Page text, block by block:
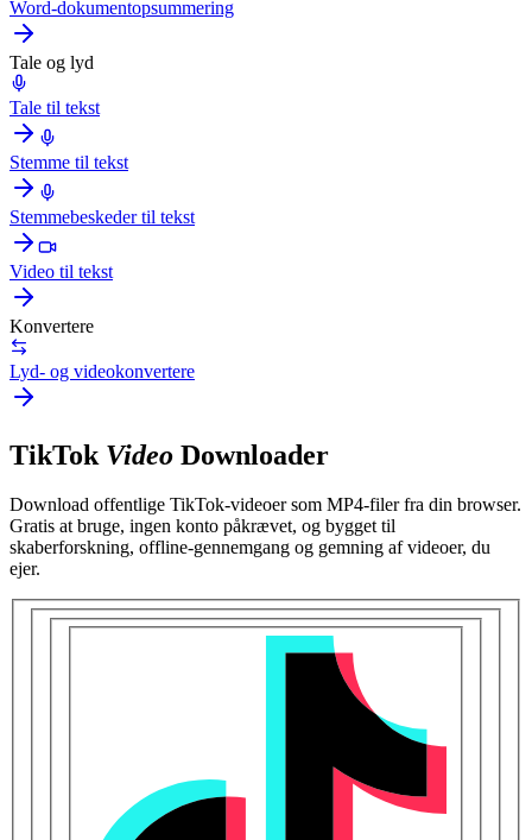
Word-dokumentopsummering
Tale og lyd
Tale til tekst
Stemme til tekst
Stemmebeskeder til tekst
Video til tekst
Konvertere
Lyd- og videokonvertere
TikTok Video Downloader
Download offentlige TikTok-videoer som MP4-filer fra din browser.
Gratis at bruge, ingen konto påkrævet, og bygget til
skaberforskning, offline-gennemgang og gemning af videoer, du
ejer.